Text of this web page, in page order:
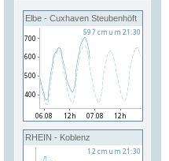
Elbe - Cuxhaven Steubenhöft
RHEIN - Koblenz